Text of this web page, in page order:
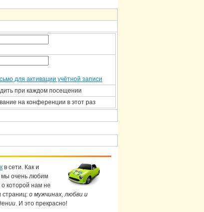
для активации учётной записи
при каждом посещении
на конференции в этот раз
в сети. Как и
мы очень любим
которой нам не
страниц: о мужчинах, любви и
. И это прекрасно!